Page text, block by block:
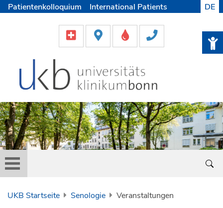
Patientenkolloquium
International Patients
Helfen & Spenden
Medien
DE
UKB Startseite Senologie Veranstaltungen